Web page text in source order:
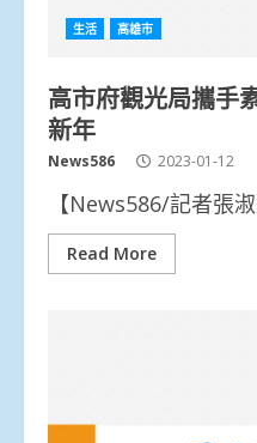
生活 高雄市
高市府觀光局攜手
新年
News586 2023-01-12
【News586/記者張
Read More